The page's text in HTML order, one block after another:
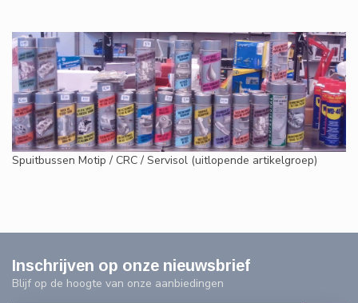
Spuitbussen Motip / CRC / Servisol (uitlopende artikelgroep)
Inschrijven op onze nieuwsbrief
Blijf op de hoogte van onze aanbiedingen